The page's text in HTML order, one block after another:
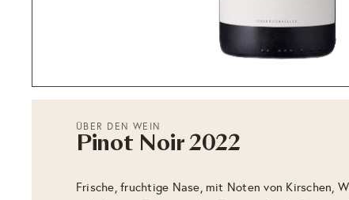
ÜBER DEN WEIN
Pinot Noir 2022
Frische, fruchtige Nase, mit Noten von Kirschen,